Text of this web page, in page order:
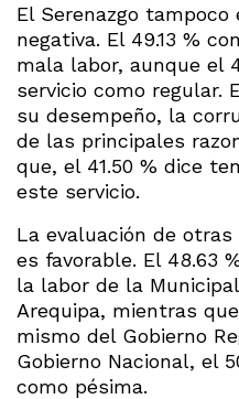
El Serenazgo
negativa. El 49.13 %
mala labor, aunque el
servicio como regular.
su desempeño, la
de las principales
que, el 41.50 % dice
este servicio.
La evaluación de
es favorable. El 48.63
la labor de la
Arequipa, mientras
mismo del Gobierno
Gobierno Nacional, el
como pésima.